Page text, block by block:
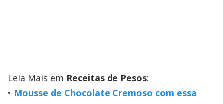
Leia Mais em Receitas de Pesos:
Mousse de Chocolate Cremoso com essa